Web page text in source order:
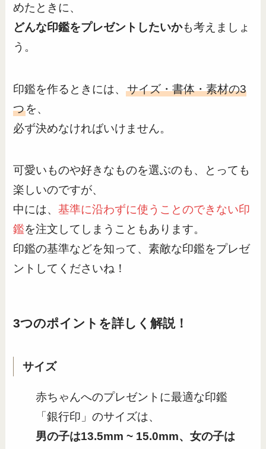
めたときに、
どんな印鑑をプレゼントしたいかも考えましょ
う。
印鑑を作るときには、サイズ・書体・素材の3
つを、
必ず決めなければいけません。
可愛いものや好きなものを選ぶのも、とっても
楽しいのですが、
中には、基準に沿わずに使うことのできない印
鑑を注文してしまうこともあります。
印鑑の基準などを知って、素敵な印鑑をプレゼ
ントしてくださいね！
3つのポイントを詳しく解説！
サイズ
赤ちゃんへのプレゼントに最適な印鑑
「銀行印」のサイズは、
男の子は13.5mm ~ 15.0mm、女の子は